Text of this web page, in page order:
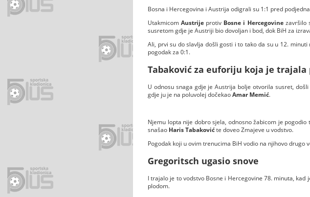
Bosna i Hercegovina i Austrija odigrali su 1:1 pred
UtakmicomAustrije protiv Bosne i Hercegovinezavršilo
susretom gdje je Austriji bio dovoljan i bod, dok BiH za
Ali, prvi su do slavlja došli gosti i to tako da su u 12.
pogodak za 0:1.
Tabaković za euforiju koja je trajala
U odnosu snaga gdje je Austrija bolje otvorila susret,
gdje ju je na poluvolej dočekaoAmar Memić.
Njemu lopta nije dobro sjela, odnosno žabicom je
snašao Haris Tabakovićte doveo Zmajeve u vodstvo.
Pogodak koji u ovim trenucima BiH vodio na njihovo drugo
Gregoritsch ugasio snove
I trajalo je to vodstvo Bosne i Hercegovine 78. minuta,
plodom.